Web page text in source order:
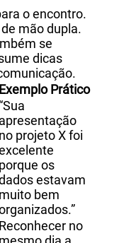
o encontro.
mão dupla.
se
dicas
Exemplo Prático
“Sua
apresentação
no projeto X foi
porque os
estavam
muito bem
Reconhecer no